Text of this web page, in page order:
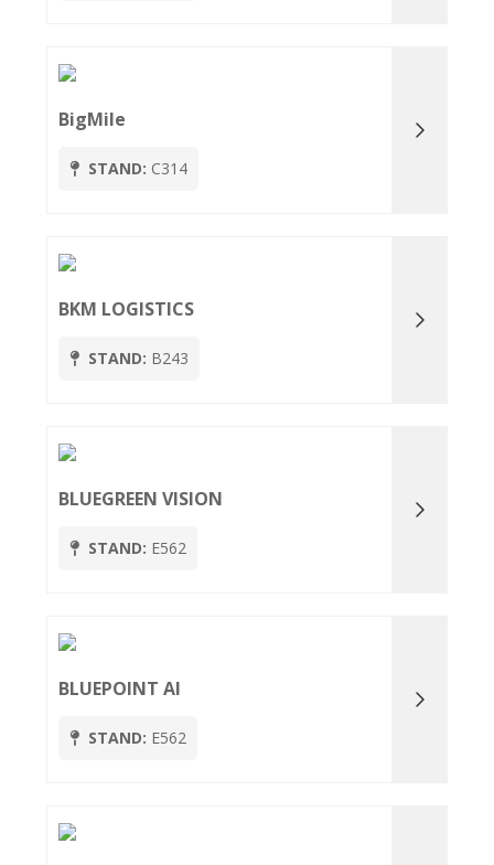
BigMile
STAND: C314
BKM LOGISTICS
STAND: B243
BLUEGREEN VISION
STAND: E562
BLUEPOINT AI
STAND: E562